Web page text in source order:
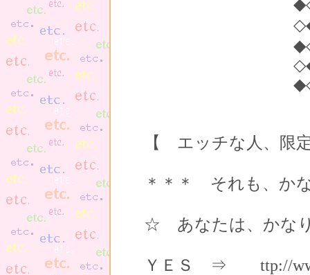
◇◆ 完全
【 エッチな人、限
＊＊＊ それも、か
☆ あなたは、かな
ＹＥＳ ⇒ ttp://